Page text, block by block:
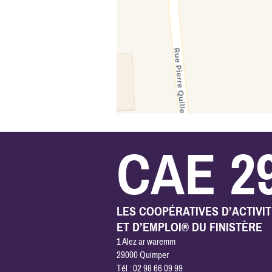
CAE
LES COOPÉRATIVES
ET D’EMPLOI® DU FINISTÈRE
1 Alez ar waremm
29000 Quimper
Tél : 02 98 66 09 99